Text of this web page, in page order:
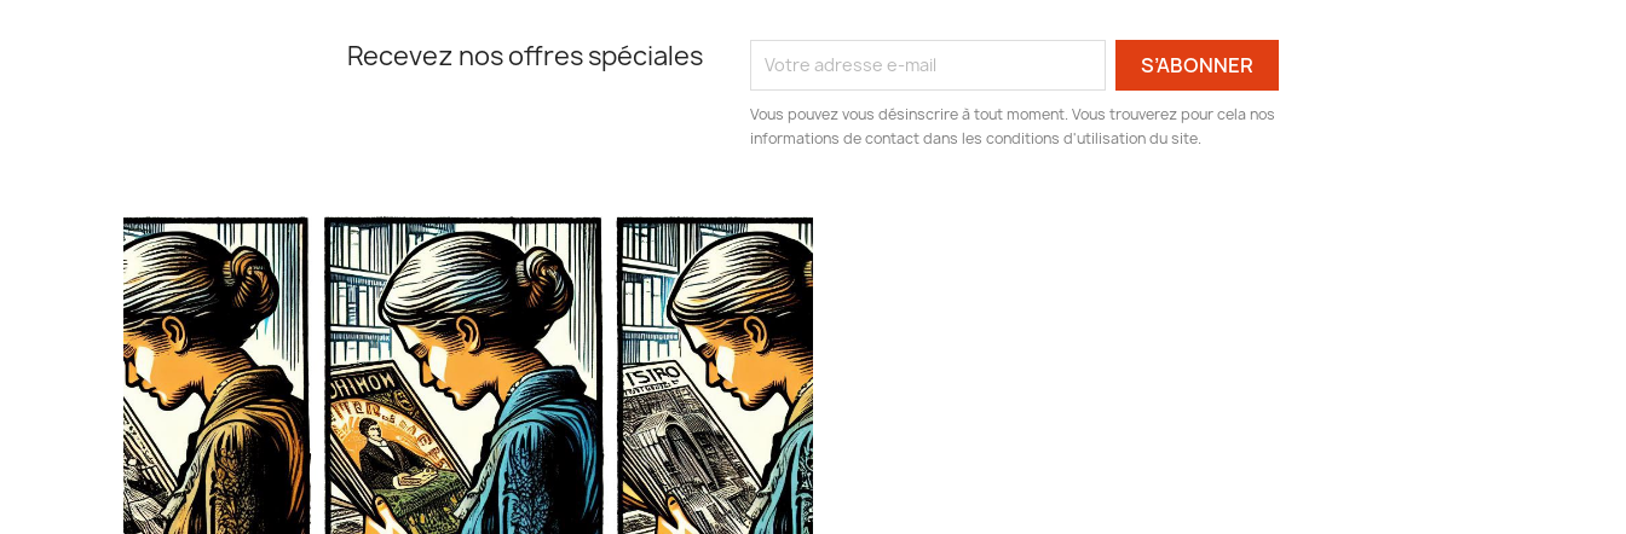
Recevez nos offres spéciales
Vous pouvez vous désinscrire à tout moment. Vous trouverez pour cela nos
informations de contact dans les conditions d'utilisation du site.